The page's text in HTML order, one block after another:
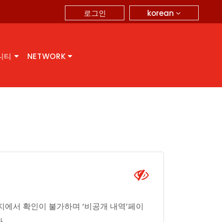
korean
로그인
티 NETWORK
서 확인이 불가하며 ‘비공개 내역’페이